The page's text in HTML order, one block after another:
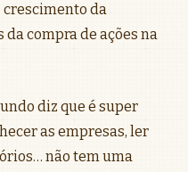
crescimento da
compra de ações na
diz que é super
as empresas, ler
não tem uma